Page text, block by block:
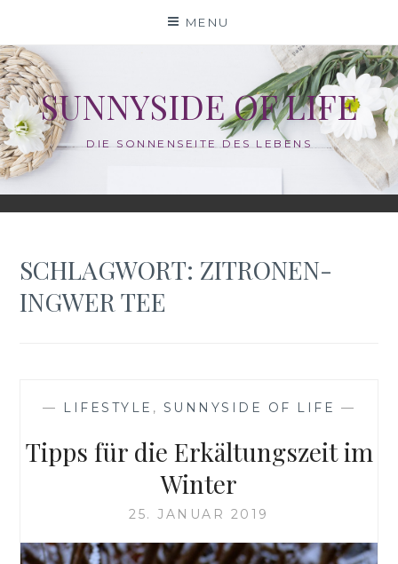
content
MENU
SUNNYSIDE OF LIFE
DIE SONNENSEITE DES LEBENS
SCHLAGWORT: ZITRONEN-
INGWER TEE
— LIFESTYLE , SUNNYSIDE OF LIFE —
Tipps für die Erkältungszeit im
Winter
25. JANUAR 2019